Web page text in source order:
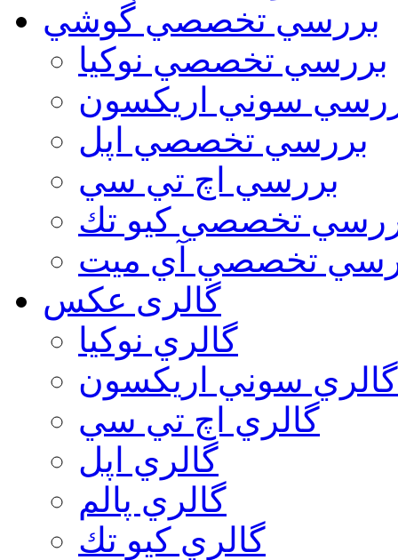
بررسي تخصصي گوشي
بررسي تخصصي نوكيا
سوني اريكسون
بررسي تخصصي اپل
بررسي اچ تي سي
تخصصي كيو تك
تخصصي آي ميت
گالری عکس
گالري نوكيا
گالري سوني اريكسون
گالري اچ تي سي
گالري اپل
گالري پالم
گالري كيو تك